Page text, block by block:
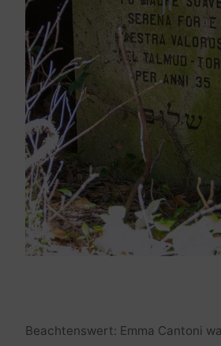
Beachtenswert: Emma Cantoni